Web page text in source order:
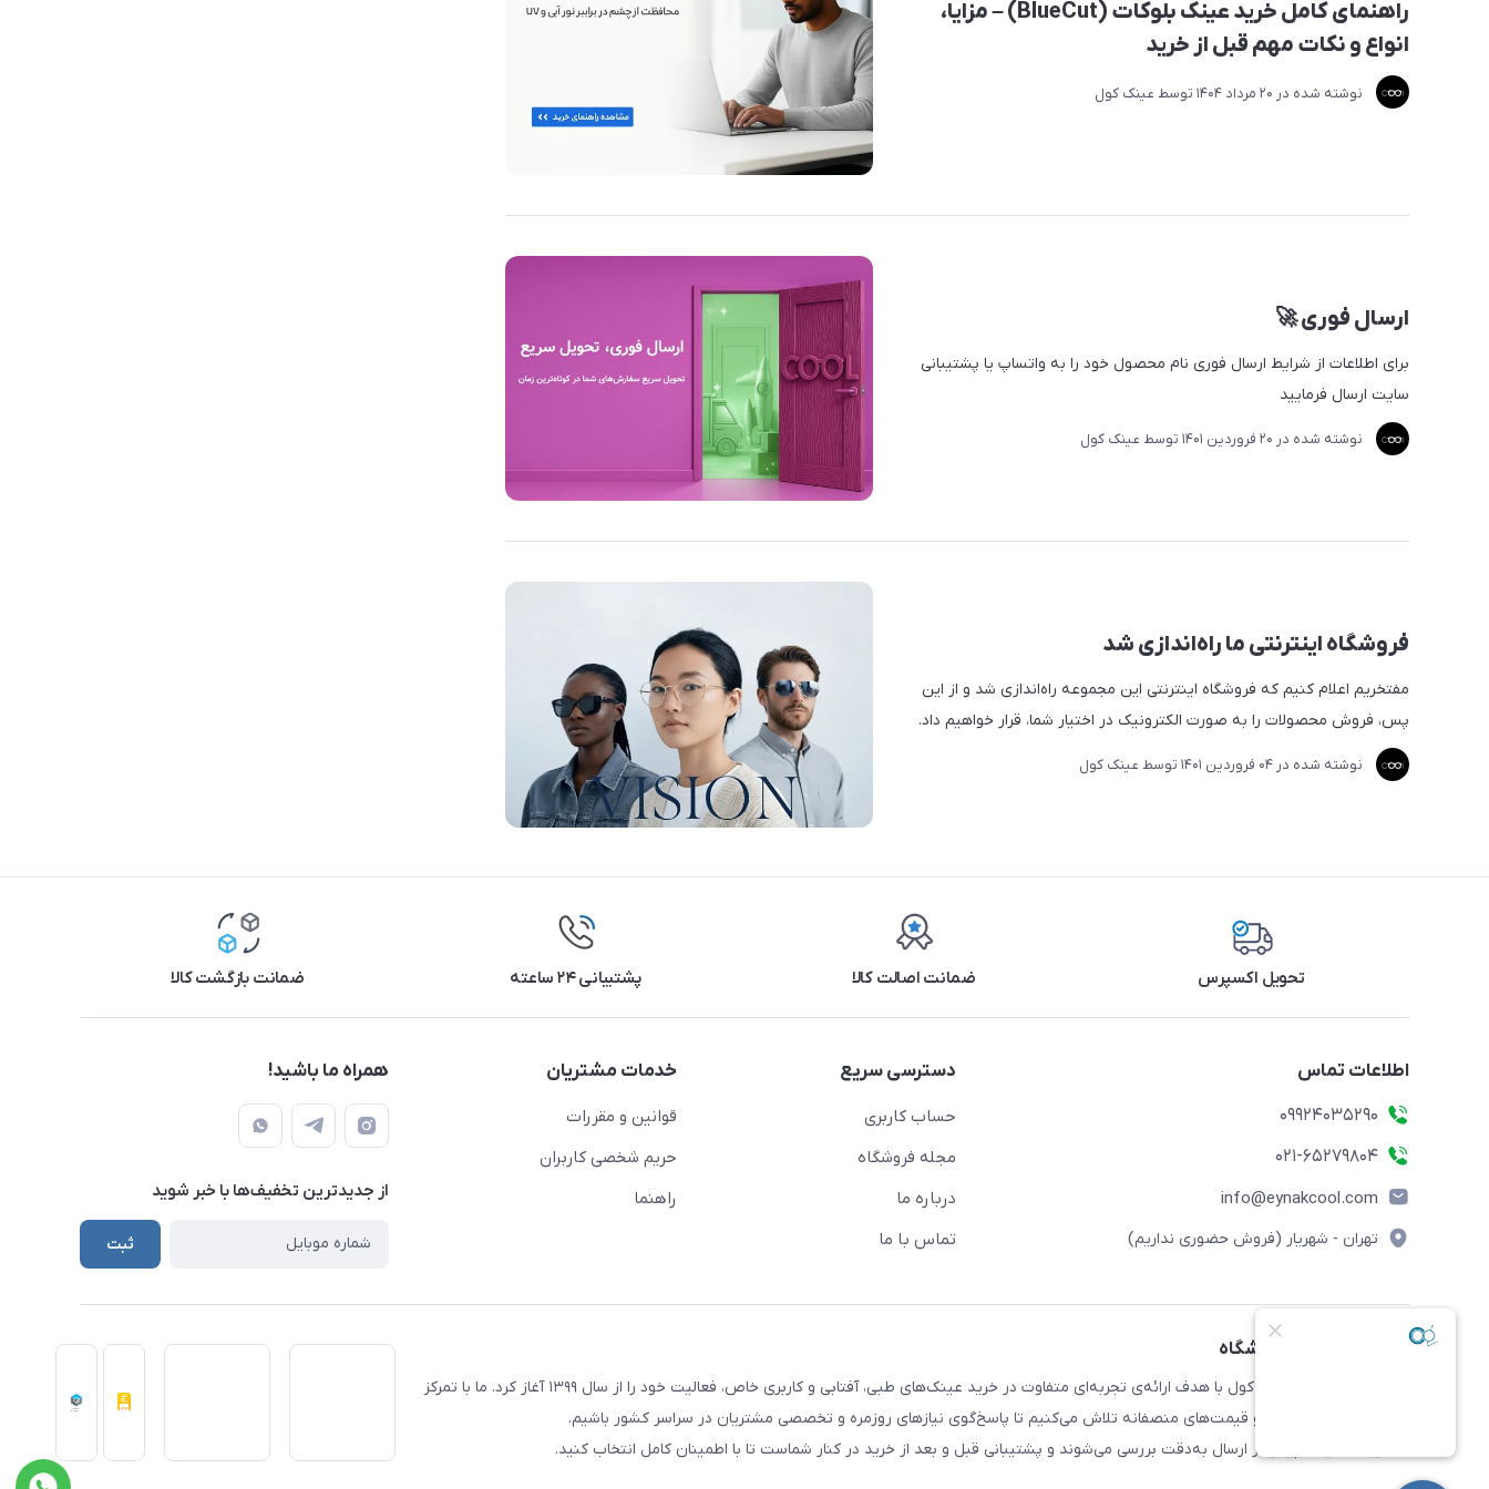
راهنمای کامل خرید عینک بلوکات (BlueCut) – مزایا،
انواع و نکات مهم قبل از خرید
نوشته شده در 20 مرداد 1404 توسط عینک کول
ارسال فوری 🚀
برای اطلاعات از شرایط ارسال فوری نام محصول خود را به واتساپ یا پشتیبانی
سایت ارسال فرمایید​​​​​​​​
نوشته شده در 20 فروردین 1401 توسط عینک کول
فروشگاه اینترنتی ما راه‌اندازی شد
مفتخریم اعلام کنیم که فروشگاه اینترنتی این مجموعه راه‌اندازی شد و از این
پس، فروش محصولات را به صورت الکترونیک در اختیار شما، قرار خواهیم داد.
نوشته شده در 04 فروردین 1401 توسط عینک کول
تحویل اکسپرس ضمانت اصالت کالا پشتیبانی ۲۴ ساعته ضمانت بازگشت کالا
اطلاعات تماس
09924035290
021-65279804
info@eynakcool.com
تهران - شهریار (فروش حضوری نداریم)
دسترسی سریع
حساب کاربری
مجله فروشگاه
درباره ما
تماس با ما
خدمات مشتریان
قوانین و مقررات
حریم شخصی کاربران
راهنما
همراه ما باشید!
از جدید‌ترین تخفیف‌ها با‌ خبر شوید
ثبت
مختصری درباره فروشگاه
فروشگاه اینترنتی عینک کول با هدف ارائه‌ی تجربه‌ای متفاوت در خرید عینک‌های طبی، آفتابی و کاربری خاص، فعالیت خود را از سال ۱۳۹۹ آغاز کرد. ما با تمرکز
بر کیفیت، تنوع طراحی و قیمت‌های منصفانه تلاش می‌کنیم تا پاسخ‌گوی نیازهای روزمره و تخصصی مشتریان در سراسر کشور باشیم.
تمامی محصولات پیش از ارسال به‌دقت بررسی می‌شوند و پشتیبانی قبل و بعد از خرید در کنار شماست تا با اطمینان کامل انتخاب کنید.